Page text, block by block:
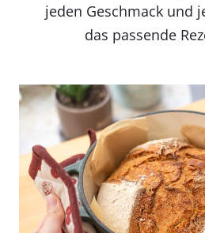
jeden Geschmack und
das passende